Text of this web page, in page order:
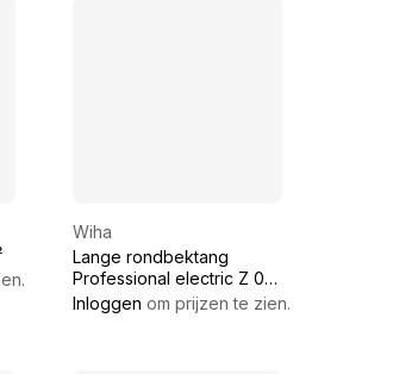
Wiha
Lange rondbektang
Professional electric Z 09
0 06 160 mm Professional
Inloggen om prijzen te zien.